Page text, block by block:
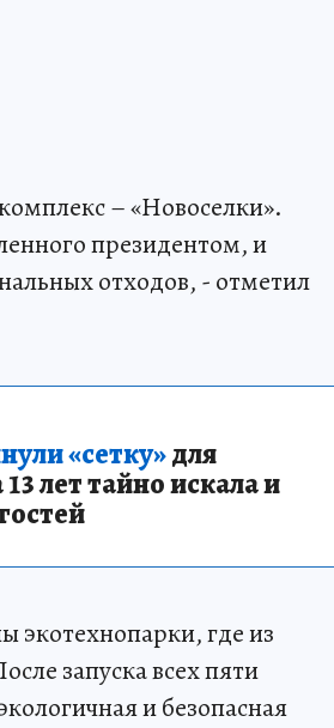
– «Новоселки».
президентом, и
отходов, - отметил
«сетку»для
лет тайно искала и
экотехнопарки, где из
запуска всех пяти
и безопасная